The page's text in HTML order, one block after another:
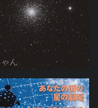
ん